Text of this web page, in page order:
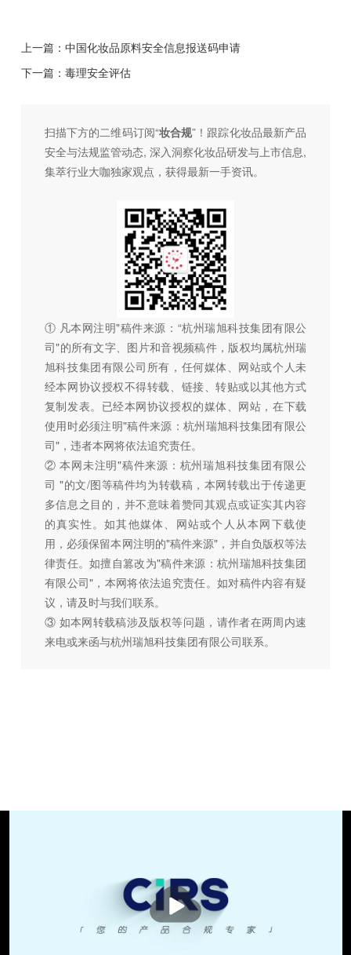
上一篇： 中国化妆品原料安全信息报送码申请
下一篇： 毒理安全评估
扫描下方的二维码订阅“妆合规”！跟踪化妆品最新产品
安全与法规监管动态, 深入洞察化妆品研发与上市信息,
集萃行业大咖独家观点，获得最新一手资讯。
① 凡本网注明"稿件来源：“杭州瑞旭科技集团有限公
司"的所有文字、图片和音视频稿件，版权均属杭州瑞
旭科技集团有限公司所有，任何媒体、网站或个人未
经本网协议授权不得转载、链接、转贴或以其他方式
复制发表。已经本网协议授权的媒体、网站，在下载
使用时必须注明"稿件来源：杭州瑞旭科技集团有限公
司"，违者本网将依法追究责任。
② 本网未注明"稿件来源：杭州瑞旭科技集团有限公
司 "的文/图等稿件均为转载稿，本网转载出于传递更
多信息之目的，并不意味着赞同其观点或证实其内容
的真实性。如其他媒体、网站或个人从本网下载使
用，必须保留本网注明的"稿件来源"，并自负版权等法
律责任。如擅自篡改为"稿件来源：杭州瑞旭科技集团
有限公司"，本网将依法追究责任。如对稿件内容有疑
议，请及时与我们联系。
③ 如本网转载稿涉及版权等问题，请作者在两周内速
来电或来函与杭州瑞旭科技集团有限公司联系。
播
放